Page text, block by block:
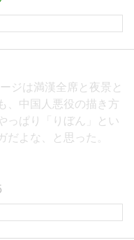
ジは満漢全席と夜景と
、中国人悪役の描き方
っぱり「りぼん」とい
だよな、と思った。